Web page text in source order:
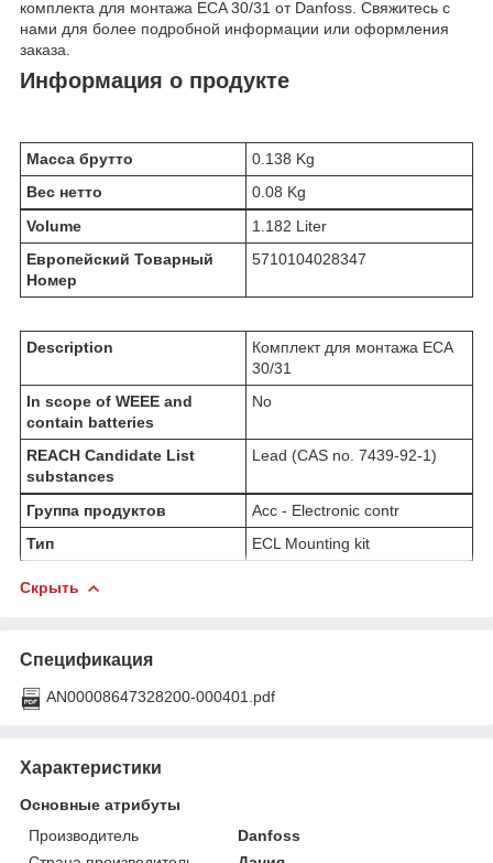
комплекта для монтажа ECA 30/31 от Danfoss. Свяжитесь с
нами для более подробной информации или оформления
заказа.
Информация о продукте
Масса брутто
0.138 Kg
Вес нетто
0.08 Kg
Volume
1.182 Liter
Европейский Товарный
Номер
5710104028347
Description
Комплект для монтажа ECA
30/31
In scope of WEEE and
contain batteries
No
REACH Candidate List
substances
Lead (CAS no. 7439-92-1)
Группа продуктов
Acc - Electronic contr
Тип
ECL Mounting kit
Скрыть
Спецификация
AN00008647328200-000401.pdf
Характеристики
Основные атрибуты
Производитель
Danfoss